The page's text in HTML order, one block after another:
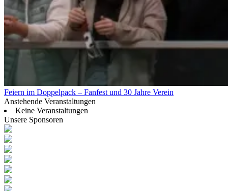
Feiern im Doppelpack – Fanfest und 30 Jahre Verein
Anstehende Veranstaltungen
Keine Veranstaltungen
Unsere Sponsoren